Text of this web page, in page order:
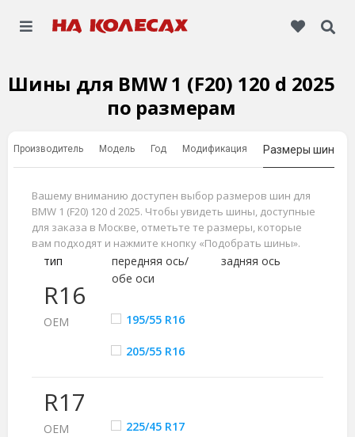
Шины для BMW 1 (F20) 120 d 2025
по размерам
Производитель Модель Год Модификация Размеры шин
Вашему вниманию доступен выбор размеров шин для
BMW 1 (F20) 120 d 2025. Чтобы увидеть шины, доступные
для заказа в Москве, отметьте те размеры, которые
вам подходят и нажмите кнопку «Подобрать шины».
R16
тип
передняя ось/
обе оси
задняя ось
ОЕМ 195/55 R16
205/55 R16
R17
ОЕМ 225/45 R17